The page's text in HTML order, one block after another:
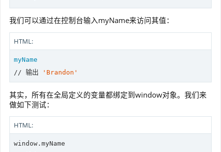
我们可以通过在控制台输入myName来访问其值：
HTML:
myName
// 输出
'Brandon'
其实，所有在全局定义的变量都绑定到window对象。我们来
做如下测试：
HTML:
window